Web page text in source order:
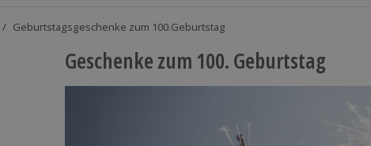
/ Geburtstagsgeschenke zum 100.Geburtstag
Geschenke zum 100. Geburtstag